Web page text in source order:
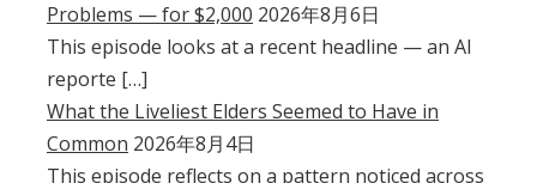
Problems — for $2,000 2026年8月6日
This episode looks at a recent headline — an AI
reporte […]
What the Liveliest Elders Seemed to Have in
Common 2026年8月4日
This episode reflects on a pattern noticed across